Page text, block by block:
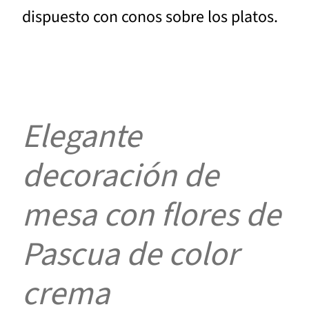
dispuesto con conos sobre los platos.
Elegante
decoración de
mesa con flores de
Pascua de color
crema